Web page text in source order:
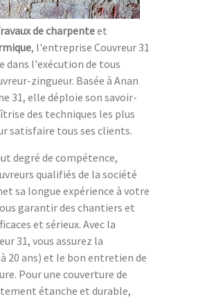
de charpenteet
, l'entreprise Couvreur 31
dans l'exécution de tous
zingueur. Basée à Anan
31, elle déploie son savoir-
des techniques les plus
satisfaire tous ses clients.
degré de compétence,
qualifiés de la société
sa longue expérience à votre
garantir des chantiers et
et sérieux. Avec la
31, vous assurez la
20 ans) et le bon entretien de
Pour une couverture de
étanche et durable,